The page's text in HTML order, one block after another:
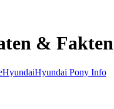
& Fakten
HyundaiHyundai Pony Info